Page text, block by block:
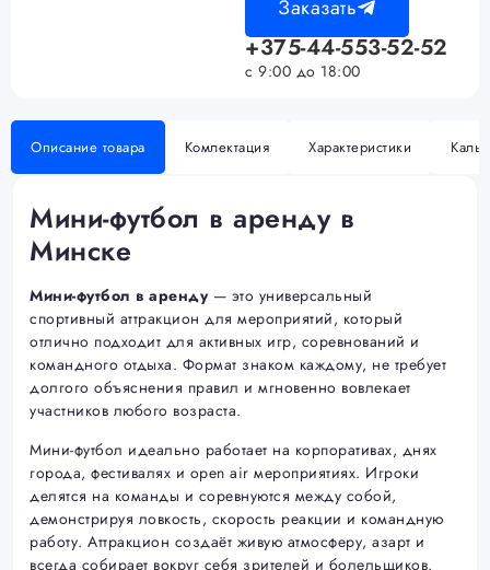
Заказать
+375-44-553-52-52
с 9:00 до 18:00
Описание товара Комлектация Характеристики
Мини-футбол в аренду в
Минске
Мини-футбол в аренду— это универсальный
спортивный аттракцион для мероприятий, который
отлично подходит для активных игр, соревнований и
командного отдыха. Формат знаком каждому, не требует
долгого объяснения правил и мгновенно вовлекает
участников любого возраста.
Мини-футбол идеально работает на корпоративах, днях
города, фестивалях и open air мероприятиях. Игроки
делятся на команды и соревнуются между собой,
демонстрируя ловкость, скорость реакции и командную
работу. Аттракцион создаёт живую атмосферу, азарт и
всегда собирает вокруг себя зрителей и болельщиков.